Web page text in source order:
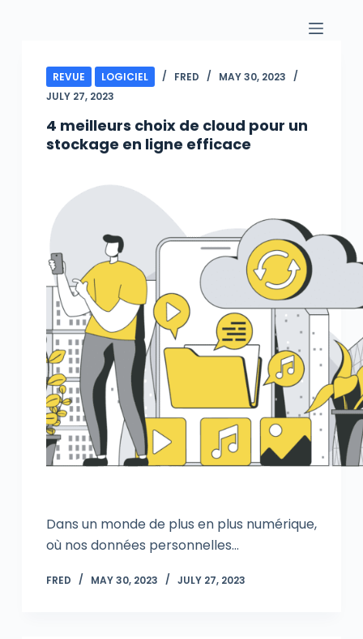
REVUE LOGICIEL FRED
MAY 30, 2023
JULY 27, 2023
4 meilleurs choix de cloud pour un
stockage en ligne efficace
Dans un monde de plus en plus numérique,
où nos données personnelles…
FRED MAY 30, 2023 JULY 27, 2023